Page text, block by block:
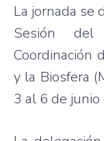
La jornada se
Sesión del
Coordinación
y la Biosfera
3 al 6 de junio